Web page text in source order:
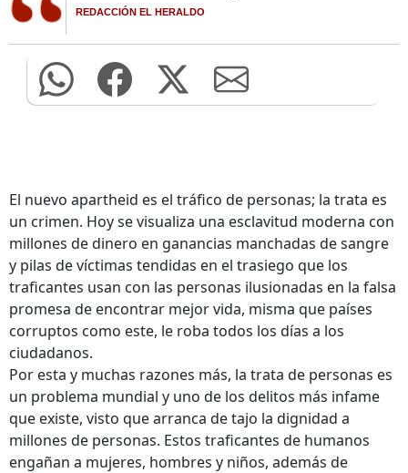
REDACCIÓN EL HERALDO
El nuevo apartheid es el tráfico de personas; la trata es
un crimen. Hoy se visualiza una esclavitud moderna con
millones de dinero en ganancias manchadas de sangre
y pilas de víctimas tendidas en el trasiego que los
traficantes usan con las personas ilusionadas en la falsa
promesa de encontrar mejor vida, misma que países
corruptos como este, le roba todos los días a los
ciudadanos.
Por esta y muchas razones más, la trata de personas es
un problema mundial y uno de los delitos más infame
que existe, visto que arranca de tajo la dignidad a
millones de personas. Estos traficantes de humanos
engañan a mujeres, hombres y niños, además de